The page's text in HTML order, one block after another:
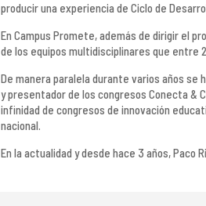
producir una experiencia de Ciclo de
En Campus Promete, además de dirigir el
de los equipos multidisciplinares que entre
De manera paralela durante varios años se
y presentador de los congresos Conecta &
infinidad de congresos de innovación
nacional.
En la actualidad y desde hace 3 años, Paco